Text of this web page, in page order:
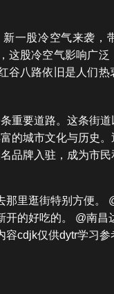
一股冷空气来袭，
这股冷空气影响广
谷八路依旧是人们
重要道路。这条街
的城市文化与历史
品牌入驻，成为市
那里逛街特别方便。
的好吃的。 @南昌
容cdjk仅供dytr学习参